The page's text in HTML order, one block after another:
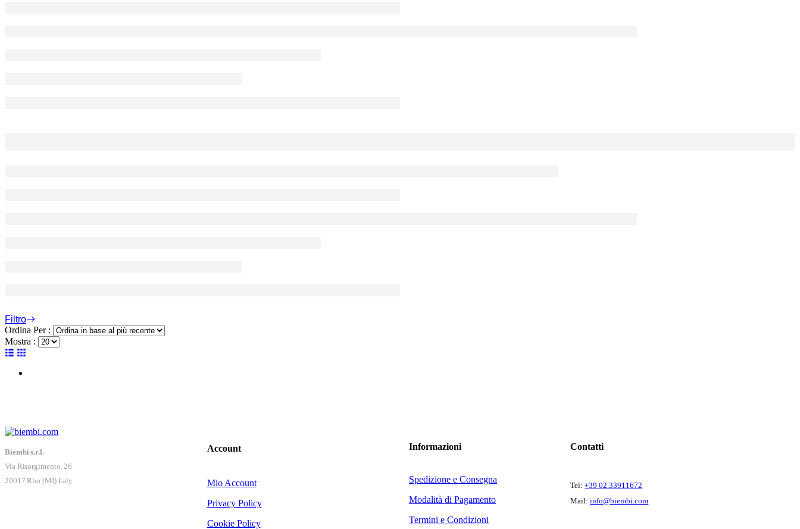
Filtro
Ordina Per :
Mostra :
Biembi s.r.l.
Via Risorgimento, 26
20017 Rho (MI) Italy
Account
Mio Account
Privacy Policy
Cookie Policy
Informazioni
Spedizione e Consegna
Modalità di Pagamento
Termini e Condizioni
Contatti
Tel:+39 02.33911672
Mail:info@biembi.com